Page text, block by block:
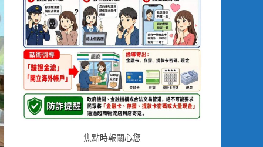
焦點時報關心您